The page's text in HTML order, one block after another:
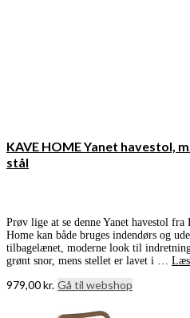
KAVE HOME Yanet havestol,
stål
Prøv lige at se denne Yanet havestol
Home kan både bruges indendørs og
tilbagelænet, moderne look til
grønt snor, mens stellet er lavet i …
979,00kr. Gå til webshop